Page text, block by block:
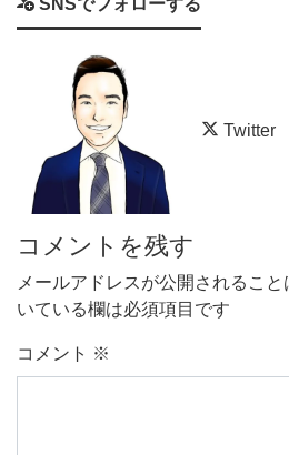
SNSでフォローする
Twitter
コメントを残す
メールアドレスが公開されること
いている欄は必須項目です
コメント ※